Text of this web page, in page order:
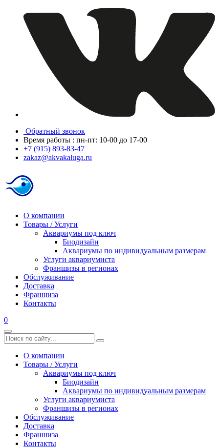
Обратный звонок
Время работы : пн-пт: 10-00 до 17-00
+7 (915) 893-83-47
zakaz@akvakaluga.ru
О компании
Товары / Услуги
Аквариумы под ключ
Биодизайн
Аквариумы по индивидуальным размерам
Услуги аквариумиста
Франшизы в регионах
Обслуживание
Доставка
Франшиза
Контакты
0
О компании
Товары / Услуги
Аквариумы под ключ
Биодизайн
Аквариумы по индивидуальным размерам
Услуги аквариумиста
Франшизы в регионах
Обслуживание
Доставка
Франшиза
Контакты